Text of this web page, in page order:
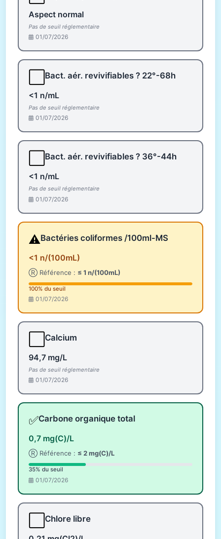
Aspect normal
Pas de seuil réglementaire
01/07/2026
Bact. aér. revivifiables ? 22°-68h
<1 n/mL
Pas de seuil réglementaire
01/07/2026
Bact. aér. revivifiables ? 36°-44h
<1 n/mL
Pas de seuil réglementaire
01/07/2026
⚠️Bactéries coliformes /100ml-MS
<1 n/(100mL)
Ⓡ Référence : ≤ 1 n/(100mL)
100% du seuil
01/07/2026
Calcium
94,7 mg/L
Pas de seuil réglementaire
01/07/2026
✅Carbone organique total
0,7 mg(C)/L
Ⓡ Référence : ≤ 2 mg(C)/L
35% du seuil
01/07/2026
Chlore libre